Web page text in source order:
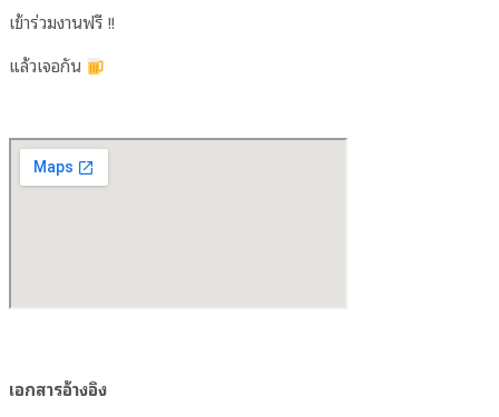
เข้าร่วมงานฟรี !!
แล้วเจอกัน
เอกสารอ้างอิง